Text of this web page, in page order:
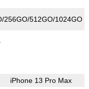
256GO/512GO/1024GO
iPhone 13 Pro Max